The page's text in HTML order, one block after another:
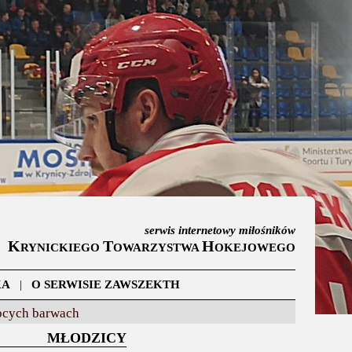
serwis internetowy miłośników
KRYNICKIEGO TOWARZYSTWA HOKEJOWEGO
| O SERWISIE ZAWSZEKTH
barwach
MŁODZICY